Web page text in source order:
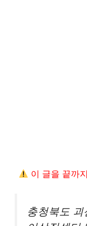
이 글을 끝까
충청북도